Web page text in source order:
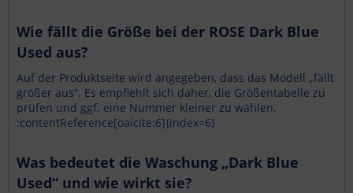
Wie fällt die Größe bei der ROSE Dark Blue
Used aus?
Auf der Produktseite wird angegeben, dass das Modell „fällt
größer aus“. Es empfiehlt sich daher, die Größentabelle zu
prüfen und ggf. eine Nummer kleiner zu wählen.
:contentReference[oaicite:6]{index=6}
Was bedeutet die Waschung „Dark Blue
Used“ und wie wirkt sie?